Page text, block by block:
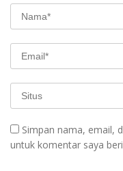
Simpan nama, email,
untuk komentar saya